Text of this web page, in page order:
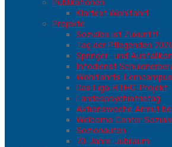
Klartext Wohlfahrt
Projekte
Soziales ist Zukunft!
Tag der Pflegenden 2026
Springer- und
Infodienst
Wohlfahrts-Lerncampus
Das Liga-BTHG-Projekt
Landespsychiatrietag
Aktionswoche Armut
Welcome Center
Sozionauten
70-Jahre-Jubiläum